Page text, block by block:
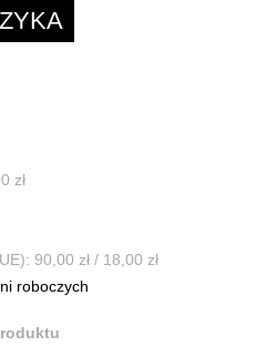
zł
90,00 zł / 18,00 zł
roboczych